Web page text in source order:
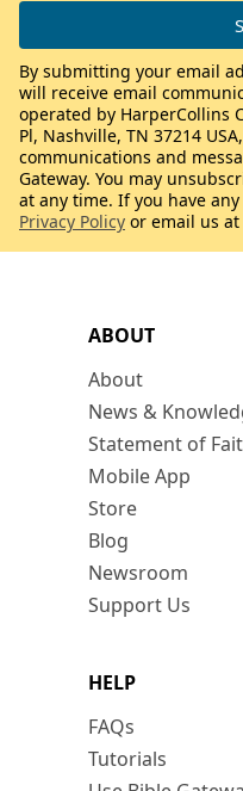
ABOUT
About
News &
Statement of
Mobile App
Store
Blog
Newsroom
Support Us
HELP
FAQs
Tutorials
By submitting your email
will receive email
operated by HarperCollins
Pl, Nashville, TN 37214
communications and
Gateway. You may
at any time. If you have
Privacy Policy or email us at